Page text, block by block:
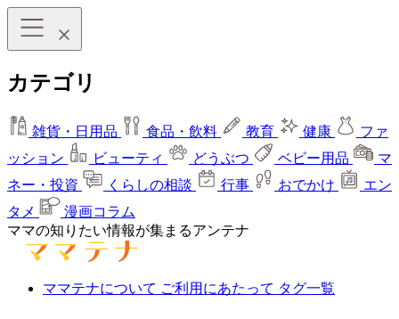
カテゴリ
雑貨・日用品 食品・飲料 教育 健康
ファ
ッション
ビューティ どうぶつ ベビー用品
マ
ネー・投資
くらしの相談 行事 おでかけ
エン
タメ
漫画コラム
ママの知りたい情報が集まるアンテナ
ママテナについて ご利用にあたって タグ一覧